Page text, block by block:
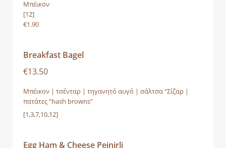
Μπέικον
[12]
€1.90
Breakfast Bagel
€13.50
Μπέικον | τσένταρ | τηγανητό αυγό | σάλτσα “Σίζαρ |
πατάτες “hash browns”
[1,3,7,10,12]
Egg Ham & Cheese Peinirli